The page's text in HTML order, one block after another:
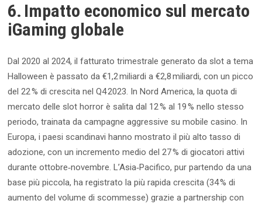
6. Impatto economico sul mercato
iGaming globale
Dal 2020 al 2024, il fatturato trimestrale generato da slot a tema
Halloween è passato da €1,2 miliardi a €2,8 miliardi, con un picco
del 22 % di crescita nel Q4 2023. In Nord America, la quota di
mercato delle slot horror è salita dal 12 % al 19 % nello stesso
periodo, trainata da campagne aggressive su mobile casino. In
Europa, i paesi scandinavi hanno mostrato il più alto tasso di
adozione, con un incremento medio del 27 % di giocatori attivi
durante ottobre‑novembre. L’Asia‑Pacifico, pur partendo da una
base più piccola, ha registrato la più rapida crescita (34 % di
aumento del volume di scommesse) grazie a partnership con